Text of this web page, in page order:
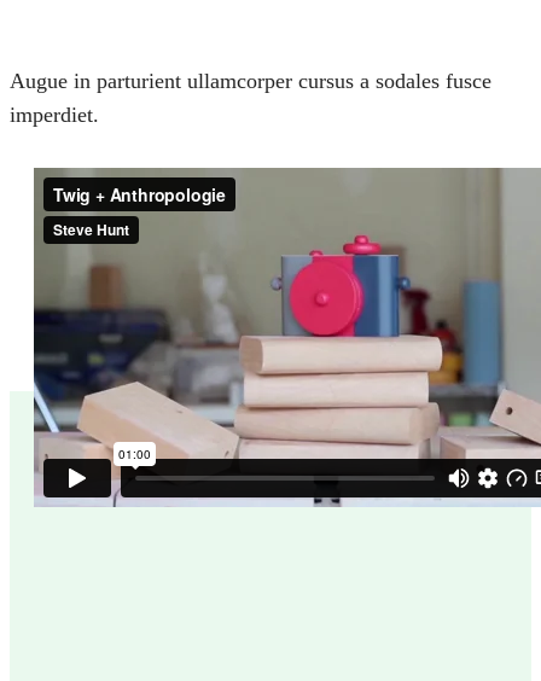
Augue in parturient ullamcorper cursus a sodales fusce
imperdiet.